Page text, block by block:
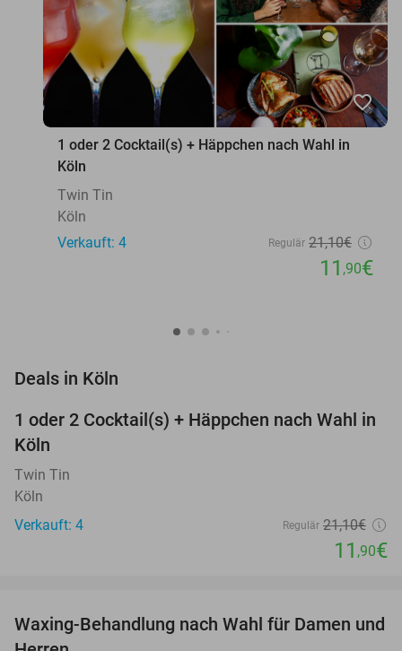
favorite_border
1 oder 2 Cocktail(s) + Häppchen nach Wahl in
Köln
Twin Tin
Köln
Verkauft: 4
Regulär 21,10€
11 ,90€
Deals in Köln
44%
1 oder 2 Cocktail(s) + Häppchen nach Wahl in
Köln
Twin Tin
Köln
Verkauft: 4
Regulär 21,10€
11 ,90€
38%
NEW
Waxing-Behandlung nach Wahl für Damen und